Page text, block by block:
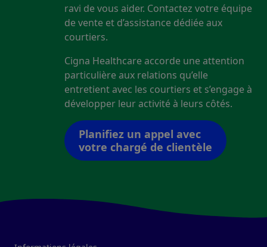
ravi de vous aider. Contactez votre équipe
de vente et d’assistance dédiée aux
courtiers.
Cigna Healthcare accorde une attention
particulière aux relations qu’elle
entretient avec les courtiers et s’engage à
développer leur activité à leurs côtés.
Planifiez un appel avec
votre chargé de clientèle